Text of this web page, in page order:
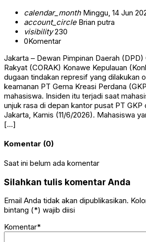
calendar_monthMinggu, 14 Jun
account_circleBrian putra
visibility230
0Komentar
Jakarta – Dewan Pimpinan Daerah
Rakyat (CORAK) Konawe Kepulauan
dugaan tindakan represif yang dilakukan
keamanan PT Gema Kreasi Perdana
mahasiswa. Insiden itu terjadi saat
unjuk rasa di depan kantor pusat PT GKP
Jakarta, Kamis (11/6/2026). Mahasiswa
[…]
Komentar (0)
Saat ini belum ada komentar
Silahkan tulis komentar Anda
Email Anda tidak akan dipublikasikan.
bintang (*) wajib diisi
Komentar*